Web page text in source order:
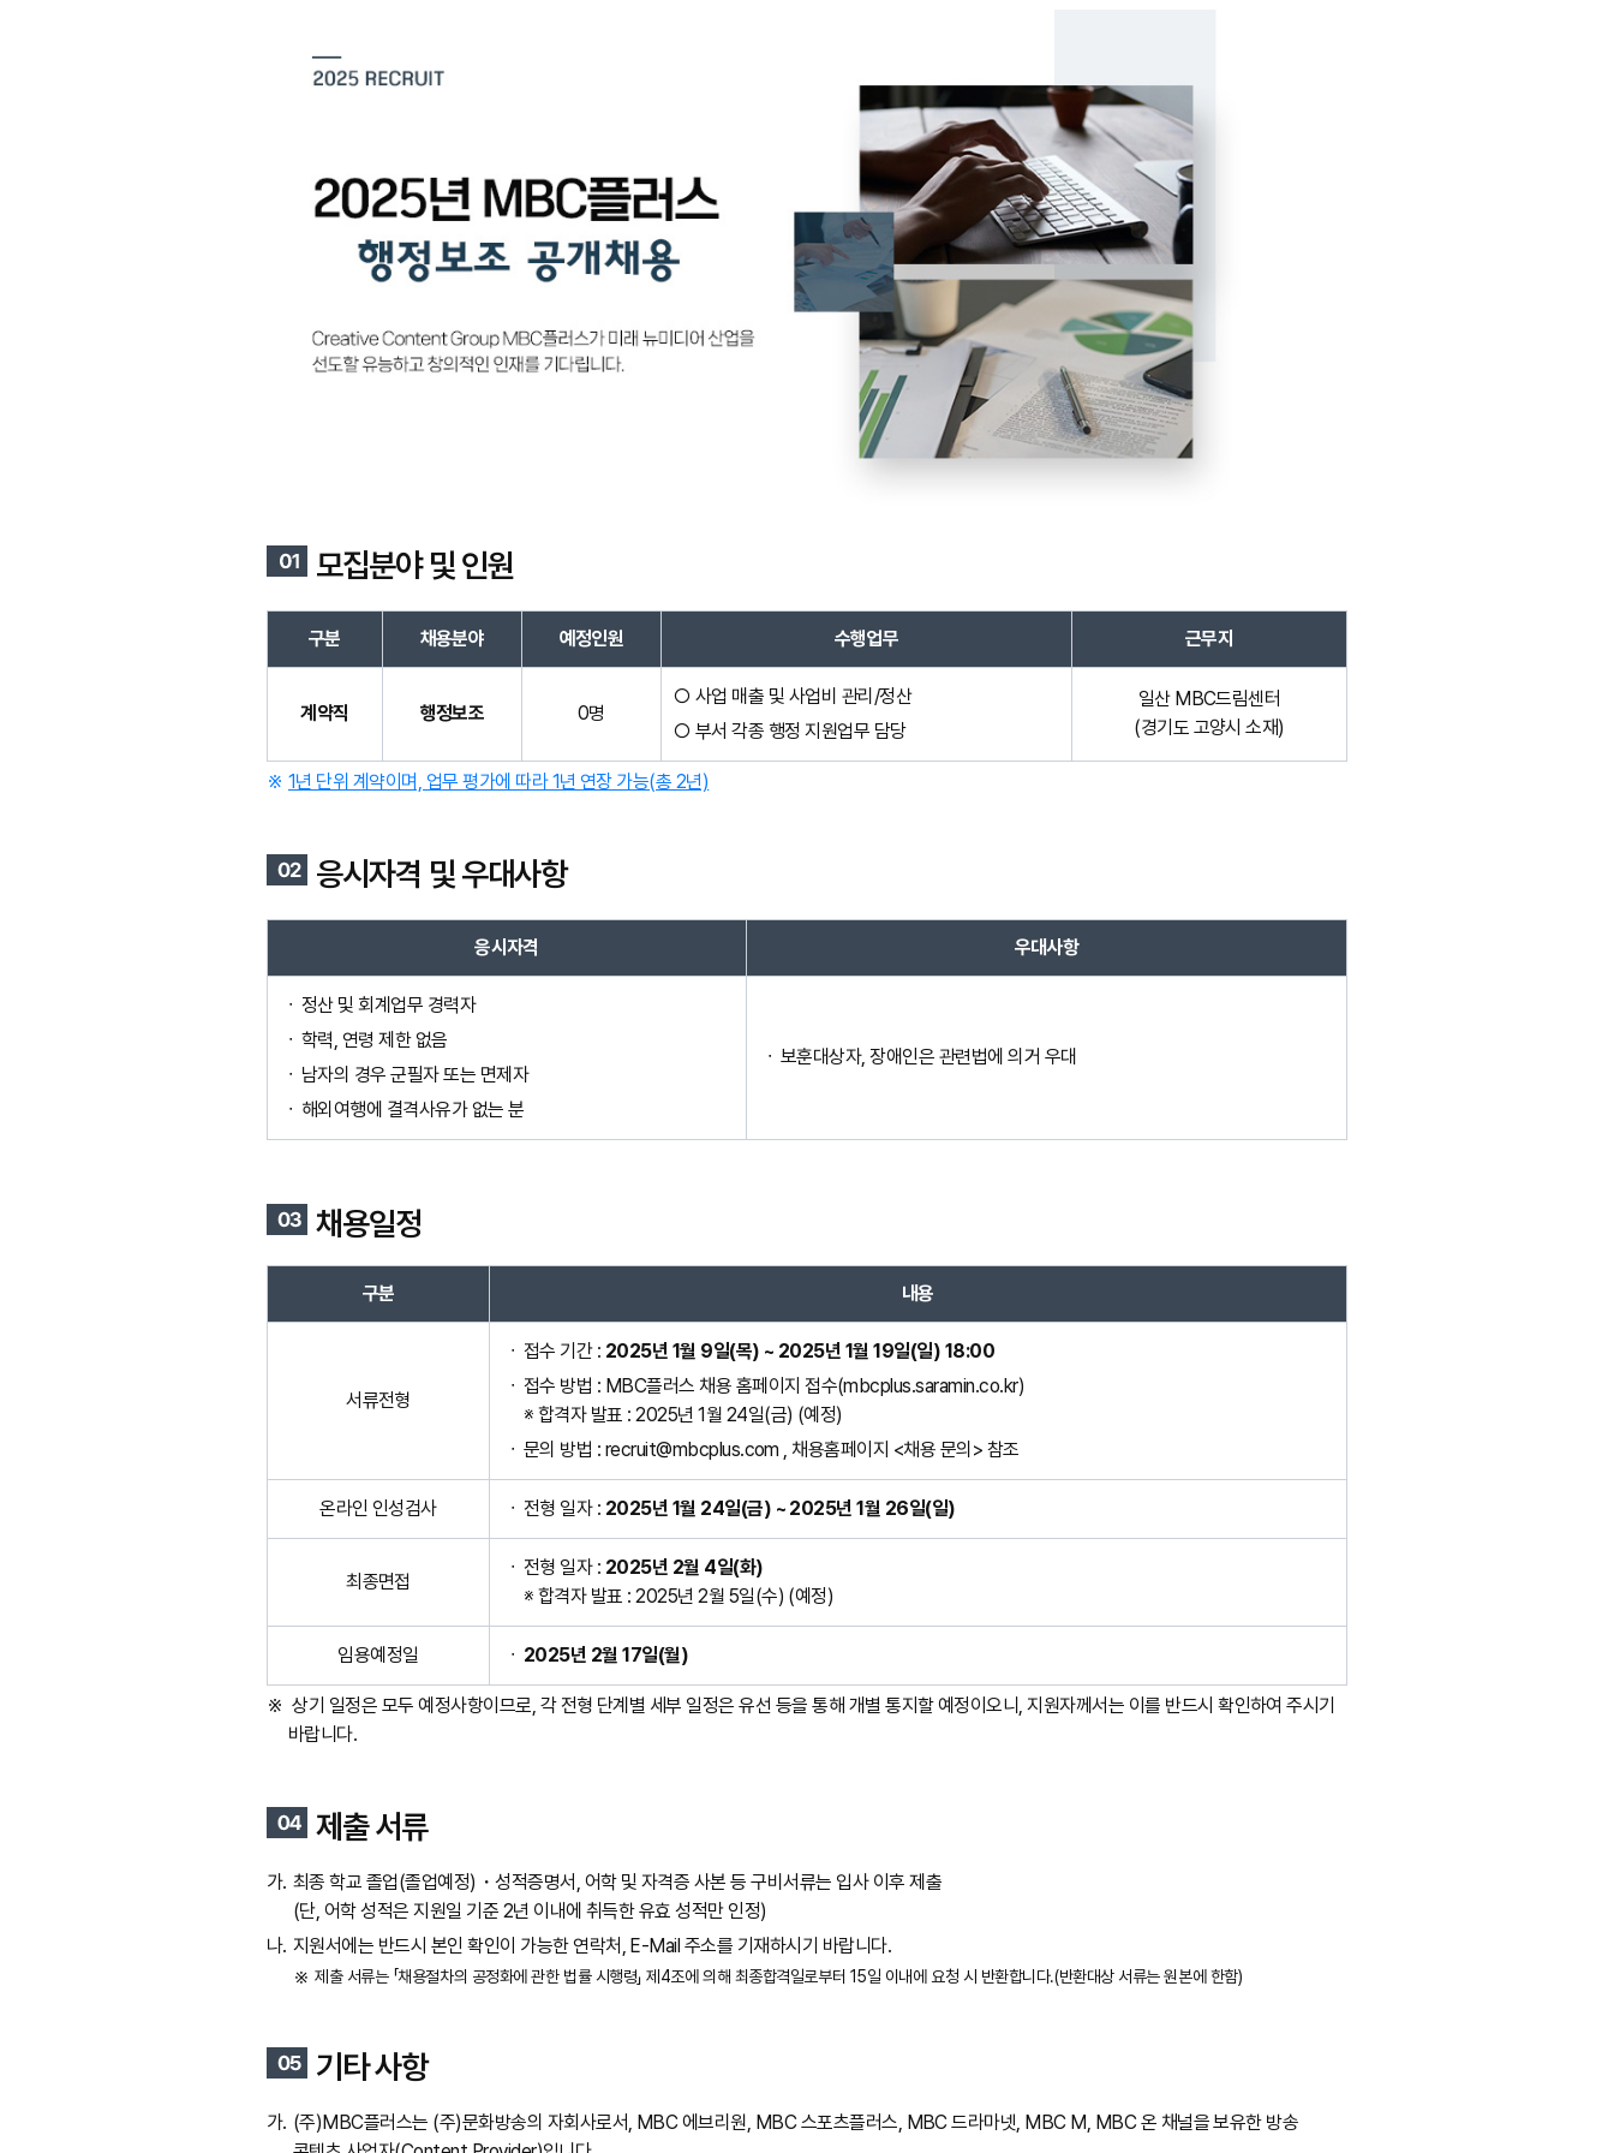
모집분야 및 인원
구분 채용분야 예정인원 수행업무 근무지
계약직 행정보조 0명
사업 매출 및 사업비 관리/정산
부서 각종 행정 지원업무 담당
일산 MBC드림센터
(경기도 고양시 소재)
1년 단위 계약이며, 업무 평가에 따라 1년 연장 가능(총 2년)
응시자격 및 우대사항
응시자격 우대사항
정산 및 회계업무 경력자
학력, 연령 제한 없음
남자의 경우 군필자 또는 면제자
해외여행에 결격사유가 없는 분
보훈대상자, 장애인은 관련법에 의거 우대
채용일정
구분 내용
서류전형
접수 기간 : 2025년 1월 9일(목) ~ 2025년 1월 19일(일) 18:00
접수 방법 : MBC플러스 채용 홈페이지 접수(mbcplus.saramin.co.kr)
※ 합격자 발표 : 2025년 1월 24일(금) (예정)
문의 방법 : recruit@mbcplus.com , 채용홈페이지 <채용 문의> 참조
온라인 인성검사 전형 일자 : 2025년 1월 24일(금) ~ 2025년 1월 26일(일)
최종면접
전형 일자 : 2025년 2월 4일(화)
※ 합격자 발표 : 2025년 2월 5일(수) (예정)
임용예정일 2025년 2월 17일(월)
상기 일정은 모두 예정사항이므로, 각 전형 단계별 세부 일정은 유선 등을 통해 개별 통지할 예정이오니, 지원자께서는 이를 반드시 확인하여 주시기
바랍니다.
제출 서류
최종 학교 졸업(졸업예정)・성적증명서, 어학 및 자격증 사본 등 구비서류는 입사 이후 제출
(단, 어학 성적은 지원일 기준 2년 이내에 취득한 유효 성적만 인정)
지원서에는 반드시 본인 확인이 가능한 연락처, E-Mail 주소를 기재하시기 바랍니다.
제출 서류는 「채용절차의 공정화에 관한 법률 시행령」 제4조에 의해 최종합격일로부터 15일 이내에 요청 시 반환합니다.(반환대상 서류는 원본에 한함)
기타 사항
(주)MBC플러스는 (주)문화방송의 자회사로서, MBC 에브리원, MBC 스포츠플러스, MBC 드라마넷, MBC M, MBC 온 채널을 보유한 방송